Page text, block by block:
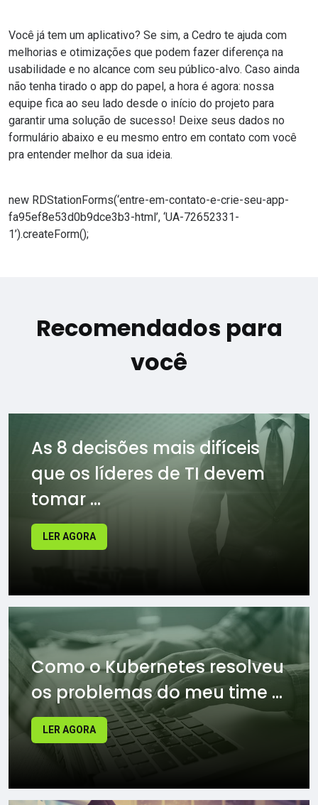
Você já tem um aplicativo? Se sim, a Cedro te ajuda com
melhorias e otimizações que podem fazer diferença na
usabilidade e no alcance com seu público-alvo. Caso ainda
não tenha tirado o app do papel, a hora é agora: nossa
equipe fica ao seu lado desde o início do projeto para
garantir uma solução de sucesso! Deixe seus dados no
formulário abaixo e eu mesmo entro em contato com você
pra entender melhor da sua ideia.
new RDStationForms(‘entre-em-contato-e-crie-seu-app-
fa95ef8e53d0b9dce3b3-html’, ‘UA-72652331-
1’).createForm();
Recomendados para
você
As 8 decisões mais difíceis
que os líderes de TI devem
tomar ...
LER AGORA
Como o Kubernetes resolveu
os problemas do meu time ...
LER AGORA